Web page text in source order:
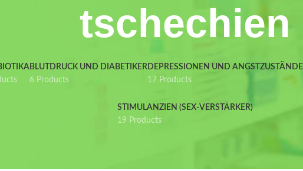
tschechien
BLUTDRUCK UND DIABETIKER
6 Products
DEPRESSIONEN UND ANGSTZUSTÄNDE
17 Products
STIMULANZIEN (SEX-VERSTÄRKER)
19 Products